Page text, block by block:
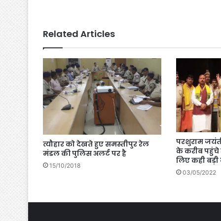
Related Articles
त्यौहार को देखते हुए समस्तीपुर रेल
मंडल की पुलिस अलर्ट पर है
15/10/2018
परशुराम
के करीब पहुंचे
लिए कही बड़ी
03/05/2022